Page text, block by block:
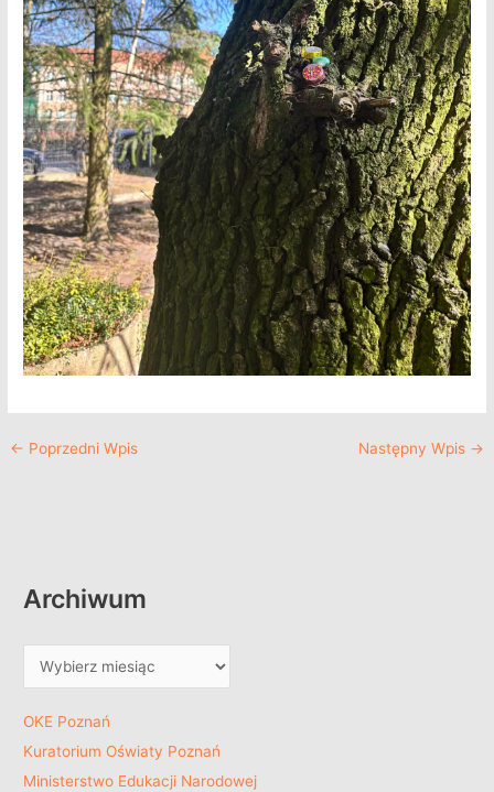
← Poprzedni Wpis Następny Wpis →
Archiwum
OKE Poznań
Kuratorium Oświaty Poznań
Ministerstwo Edukacji Narodowej